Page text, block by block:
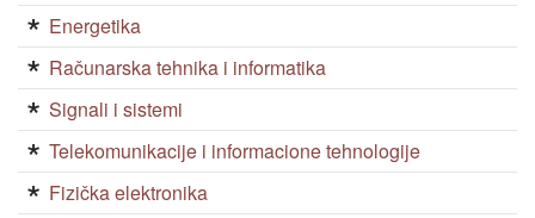
Energetika
Računarska tehnika i informatika
Signali i sistemi
Telekomunikacije i informacione tehnologije
Fizička elektronika